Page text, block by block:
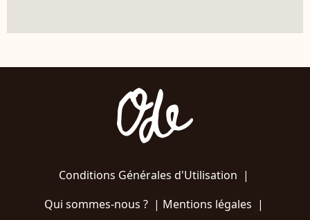
Conditions Générales d'Utilisation |
Qui sommes-nous ?| Mentions légales |